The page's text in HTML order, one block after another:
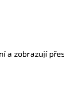
zobrazují